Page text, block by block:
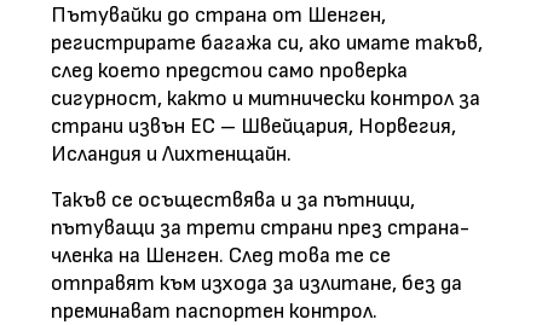
Пътувайки до страна от Шенген,
регистрирате багажа си, ако имате такъв,
след което предстои само проверка
сигурност, както и митнически контрол за
страни извън ЕС – Швейцария, Норвегия,
Исландия и Лихтенщайн.
Такъв се осъществява и за пътници,
пътуващи за трети страни през страна-
членка на Шенген. След това те се
отправят към изхода за излитане, без да
преминават паспортен контрол.